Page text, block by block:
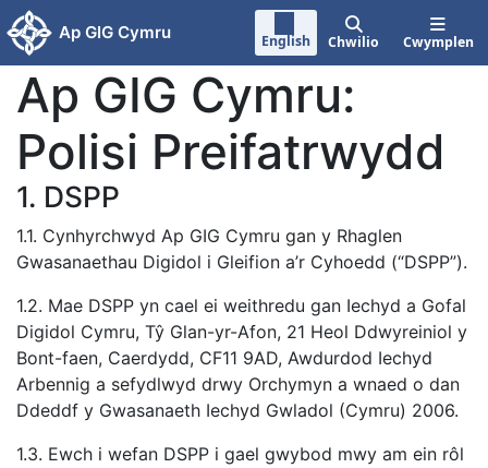
Neidio i'r prif gynnwy
Ap GIG Cymru English Chwilio Cwymplen
Ap GIG Cymru:
Polisi Preifatrwydd
1. DSPP
1.1. Cynhyrchwyd Ap GIG Cymru gan y Rhaglen
Gwasanaethau Digidol i Gleifion a’r Cyhoedd (“DSPP”).
1.2. Mae DSPP yn cael ei weithredu gan Iechyd a Gofal
Digidol Cymru, Tŷ Glan-yr-Afon, 21 Heol Ddwyreiniol y
Bont-faen, Caerdydd, CF11 9AD, Awdurdod Iechyd
Arbennig a sefydlwyd drwy Orchymyn a wnaed o dan
Ddeddf y Gwasanaeth Iechyd Gwladol (Cymru) 2006.
1.3. Ewch i wefan DSPP i gael gwybod mwy am ein rôl